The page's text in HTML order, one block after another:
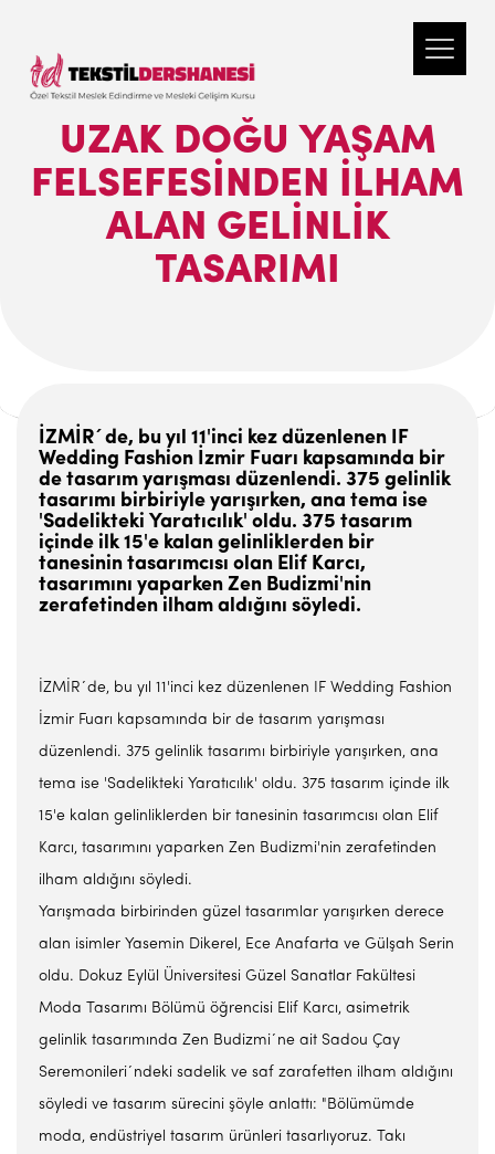
UZAK DOĞU YAŞAM
FELSEFESINDEN ILHAM
ALAN GELINLIK
TASARIMI
İZMİR´de, bu yıl 11'inci kez düzenlenen IF
Wedding Fashion İzmir Fuarı kapsamında bir
de tasarım yarışması düzenlendi. 375 gelinlik
tasarımı birbiriyle yarışırken, ana tema ise
'Sadelikteki Yaratıcılık' oldu. 375 tasarım
içinde ilk 15'e kalan gelinliklerden bir
tanesinin tasarımcısı olan Elif Karcı,
tasarımını yaparken Zen Budizmi'nin
zerafetinden ilham aldığını söyledi.
İZMİR´de, bu yıl 11'inci kez düzenlenen IF Wedding Fashion
İzmir Fuarı kapsamında bir de tasarım yarışması
düzenlendi. 375 gelinlik tasarımı birbiriyle yarışırken, ana
tema ise 'Sadelikteki Yaratıcılık' oldu. 375 tasarım içinde ilk
15'e kalan gelinliklerden bir tanesinin tasarımcısı olan Elif
Karcı, tasarımını yaparken Zen Budizmi'nin zerafetinden
ilham aldığını söyledi.
Yarışmada birbirinden güzel tasarımlar yarışırken derece
alan isimler Yasemin Dikerel, Ece Anafarta ve Gülşah Serin
oldu. Dokuz Eylül Üniversitesi Güzel Sanatlar Fakültesi
Moda Tasarımı Bölümü öğrencisi Elif Karcı, asimetrik
gelinlik tasarımında Zen Budizmi´ne ait Sadou Çay
Seremonileri´ndeki sadelik ve saf zarafetten ilham aldığını
söyledi ve tasarım sürecini şöyle anlattı: "Bölümümde
moda, endüstriyel tasarım ürünleri tasarlıyoruz. Takı